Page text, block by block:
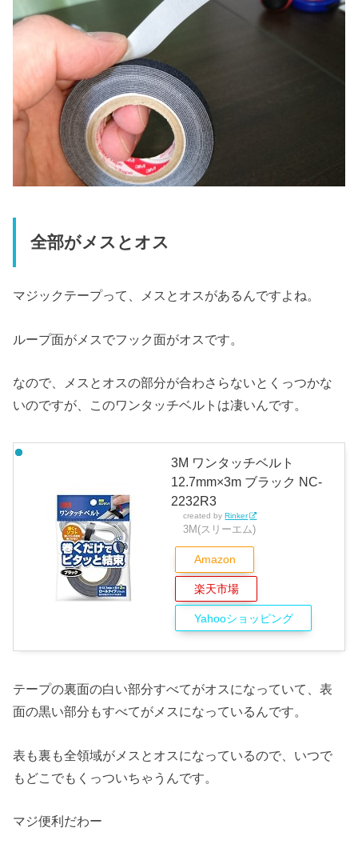
全部がメスとオス
マジックテープって、メスとオスがあるんですよね。
ループ面がメスでフック面がオスです。
なので、メスとオスの部分が合わさらないとくっつかな
いのですが、このワンタッチベルトは凄いんです。
3M ワンタッチベルト
12.7mm×3m ブラック NC-
2232R3
created byRinker
3M(スリーエム)
Amazon
楽天市場
Yahooショッピング
テープの裏面の白い部分すべてがオスになっていて、表
面の黒い部分もすべてがメスになっているんです。
表も裏も全領域がメスとオスになっているので、いつで
もどこでもくっついちゃうんです。
マジ便利だわー